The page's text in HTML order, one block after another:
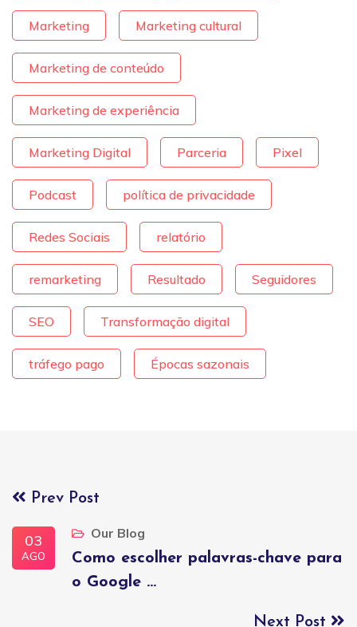
Marketing Marketing cultural
Marketing de conteúdo
Marketing de experiência
Marketing Digital Parceria Pixel
Podcast política de privacidade
Redes Sociais relatório
remarketing Resultado Seguidores
SEO Transformação digital
tráfego pago Épocas sazonais
Prev Post
03
AGO
Our Blog
Como escolher palavras-chave para
o Google ...
Next Post